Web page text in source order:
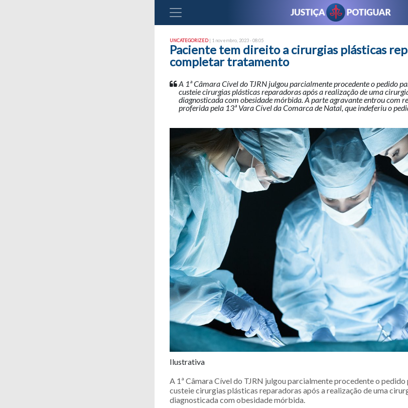
UNCATEGORIZED| 1 novembro, 2023 - 08:05
Paciente tem direito a cirurgias plásticas
completar tratamento
A 1ª Câmara Cível do TJRN julgou parcialmente procedente o pedido
custeie cirurgias plásticas reparadoras após a realização de uma
diagnosticada com obesidade mórbida. A parte agravante entrou com
proferida pela 13ª Vara Cível da Comarca de Natal, que indeferiu o
Ilustrativa
A 1ª Câmara Cível do TJRN julgou parcialmente procedente o pedido
custeie cirurgias plásticas reparadoras após a realização de uma
diagnosticada com obesidade mórbida.